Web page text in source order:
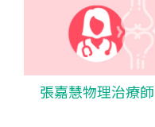
張嘉慧物理治療師